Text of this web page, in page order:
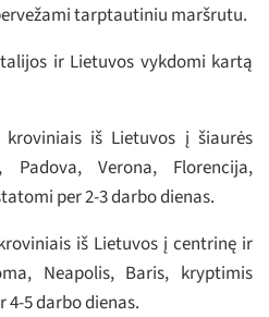
tarptautiniu maršrutu.
ir Lietuvos vykdomi kartą
iš Lietuvos į šiaurės
Padova, Verona, Florencija,
per 2-3 darbo dienas.
iš Lietuvos į centrinę ir
Neapolis, Baris, kryptimis
5 darbo dienas.